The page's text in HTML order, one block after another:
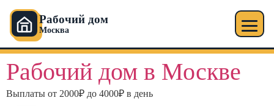
Рабочий дом
Москва
Рабочий дом в Москве
Выплаты от 2000₽ до 4000₽ в день